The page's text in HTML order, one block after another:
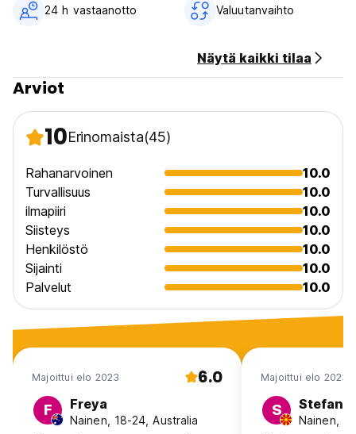
General:
Suitable for children.
Free Wi-Fi.
Table Games.
24 h vastaanotto Valuutanvaihto
Näytä kaikki tilaa
Arviot
10Erinomaista(45)
Rahanarvoinen
10.0
Turvallisuus
10.0
ilmapiiri
10.0
Siisteys
10.0
Henkilöstö
10.0
Sijainti
10.0
Palvelut
10.0
Majoittui elo 2023 6.0
F Freya
Nainen, 18-24, Australia
Majoittui elo 2023
S Stefana